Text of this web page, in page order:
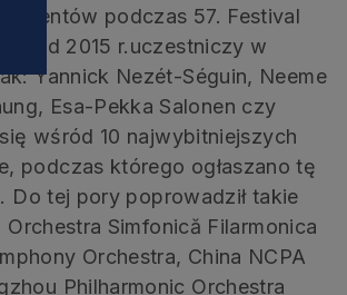
podczas 57. Festival
Od 2015 r.uczestniczy w
Yannick Nezét-Séguin, Neeme
Esa-Pekka Salonen czy
wśród 10 najwybitniejszych
podczas którego ogłaszano tę
Do tej pory poprowadził takie
Simfonică Filarmonica
Orchestra, China NCPA
Philharmonic Orchestra